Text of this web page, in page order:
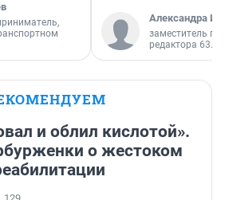
Александра
заместитель
редактора 63.RU
и облил кислотой».
о жестоком